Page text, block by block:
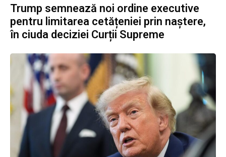
Trump semnează noi ordine executive
pentru limitarea cetățeniei prin naștere,
în ciuda deciziei Curții Supreme